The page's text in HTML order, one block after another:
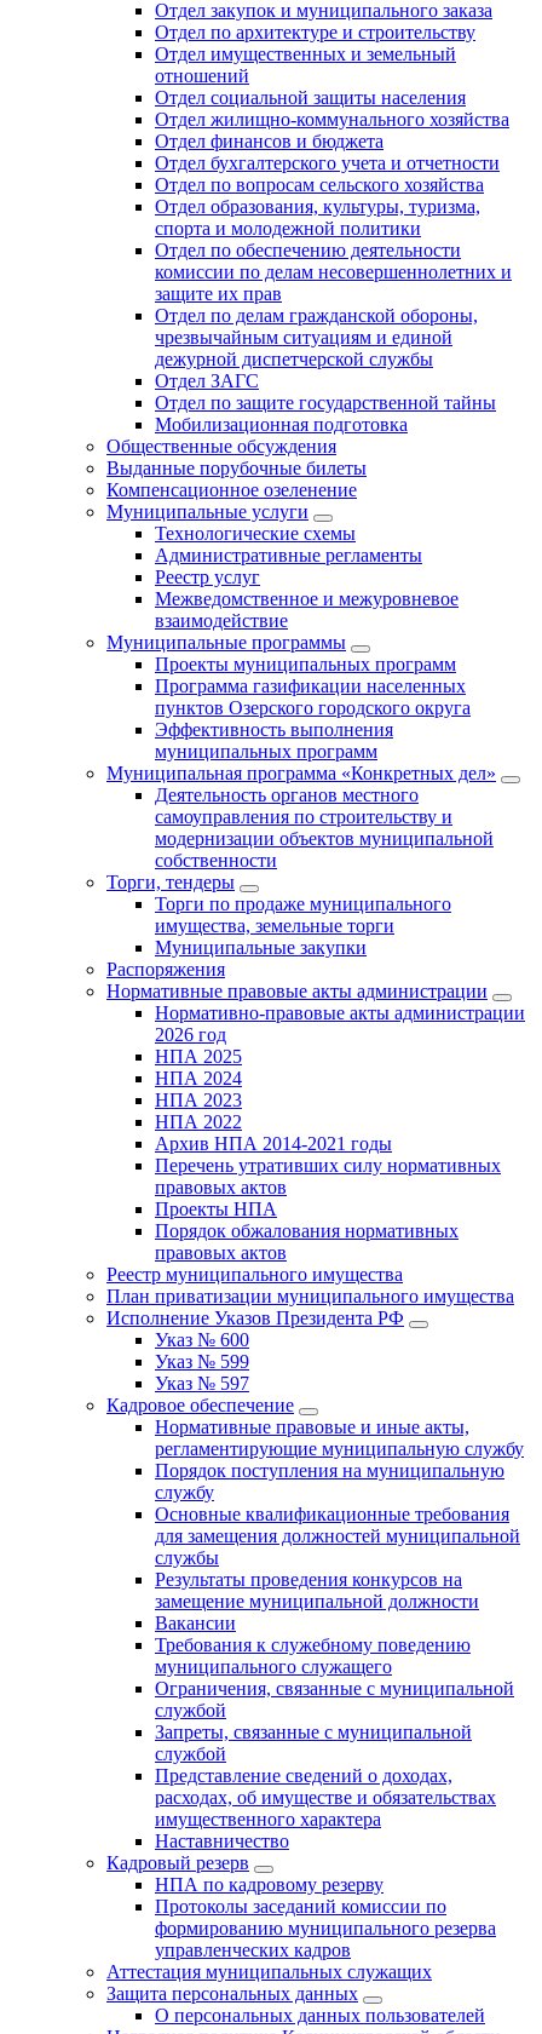
Отдел закупок и муниципального заказа
Отдел по архитектуре и строительству
Отдел имущественных и земельный
отношений
Отдел социальной защиты населения
Отдел жилищно-коммунального хозяйства
Отдел финансов и бюджета
Отдел бухгалтерского учета и отчетности
Отдел по вопросам сельского хозяйства
Отдел образования, культуры, туризма,
спорта и молодежной политики
Отдел по обеспечению деятельности
комиссии по делам несовершеннолетних и
защите их прав
Отдел по делам гражданской обороны,
чрезвычайным ситуациям и единой
дежурной диспетчерской службы
Отдел ЗАГС
Отдел по защите государственной тайны
Мобилизационная подготовка
Общественные обсуждения
Выданные порубочные билеты
Компенсационное озеленение
Муниципальные услуги
Технологические схемы
Административные регламенты
Реестр услуг
Межведомственное и межуровневое
взаимодействие
Муниципальные программы
Проекты муниципальных программ
Программа газификации населенных
пунктов Озерского городского округа
Эффективность выполнения
муниципальных программ
Муниципальная программа «Конкретных дел»
Деятельность органов местного
самоуправления по строительству и
модернизации объектов муниципальной
собственности
Торги, тендеры
Торги по продаже муниципального
имущества, земельные торги
Муниципальные закупки
Распоряжения
Нормативные правовые акты администрации
Нормативно-правовые акты администрации
2026 год
НПА 2025
НПА 2024
НПА 2023
НПА 2022
Архив НПА 2014-2021 годы
Перечень утративших силу нормативных
правовых актов
Проекты НПА
Порядок обжалования нормативных
правовых актов
Реестр муниципального имущества
План приватизации муниципального имущества
Исполнение Указов Президента РФ
Указ № 600
Указ № 599
Указ № 597
Кадровое обеспечение
Нормативные правовые и иные акты,
регламентирующие муниципальную службу
Порядок поступления на муниципальную
службу
Основные квалификационные требования
для замещения должностей муниципальной
службы
Результаты проведения конкурсов на
замещение муниципальной должности
Вакансии
Требования к служебному поведению
муниципального служащего
Ограничения, связанные с муниципальной
службой
Запреты, связанные с муниципальной
службой
Представление сведений о доходах,
расходах, об имуществе и обязательствах
имущественного характера
Наставничество
Кадровый резерв
НПА по кадровому резерву
Протоколы заседаний комиссии по
формированию муниципального резерва
управленческих кадров
Аттестация муниципальных служащих
Защита персональных данных
О персональных данных пользователей